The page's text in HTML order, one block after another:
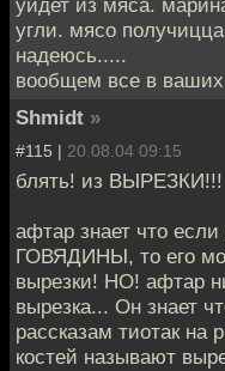
уйдет из мяса.
угли. мясо
надеюсь.....
вообщем все в ваших
Shmidt »
#115 | 20.08.04 09:15
блять! из ВЫРЕЗКИ!!!
афтар знает что
ГОВЯДИНЫ, то его
вырезки! НО! афтар
вырезка... Он знает
рассказам тиотак на
костей называют